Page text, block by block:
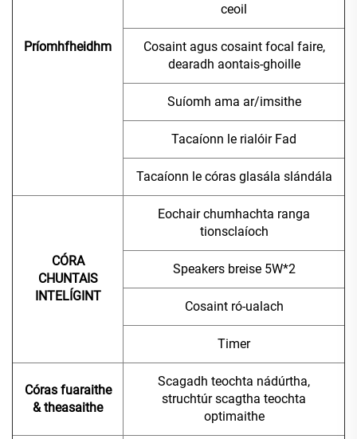
Príomhfheidhm
ceoil
Cosaint agus cosaint focal faire,
dearadh aontais-ghoille
Suíomh ama ar/imsithe
Tacaíonn le rialóir Fad
Tacaíonn le córas glasála slándála
CÓRA
CHUNTAIS
INTELÍGINT
Eochair chumhachta ranga
tionsclaíoch
Speakers breise 5W*2
Cosaint ró-ualach
Timer
Córas fuaraithe
& theasaithe
Scagadh teochta nádúrtha,
struchtúr scagtha teochta
optimaithe